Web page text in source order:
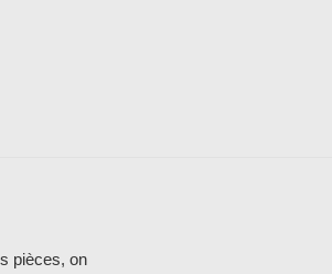
pièces, on